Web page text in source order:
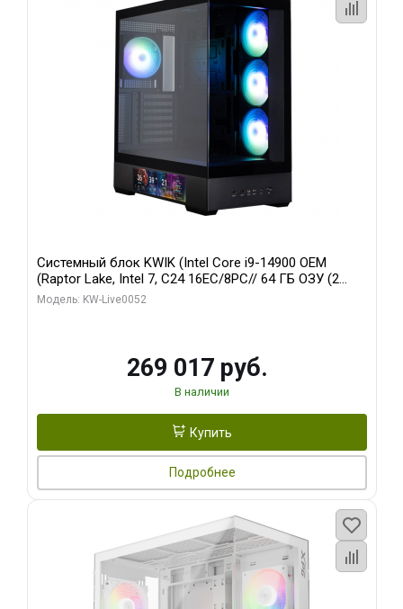
Системный блок KWIK (Intel Core i9-14900 OEM
(Raptor Lake, Intel 7, C24 16EC/8PC// 64 ГБ ОЗУ (2
модуля)/ Palit RTX5080 GAMINGPRO OC 16GB GDDR7
Модель: KW-Live0052
269 017 руб.
В наличии
Купить
Подробнее